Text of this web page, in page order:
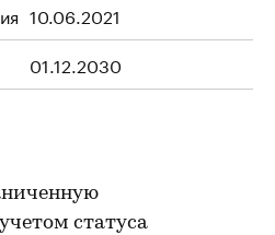
10.06.2021
01.12.2030
статуса